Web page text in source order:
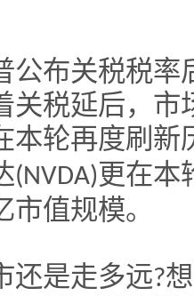
公布关税税
关税延后，
本轮再度刷新
(NVDA) 更在本
值规模。
还是走多远?